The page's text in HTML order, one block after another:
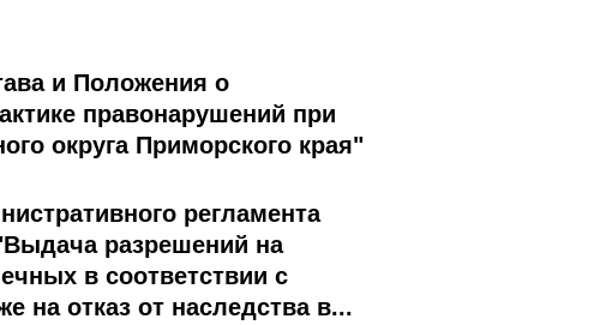
и Положения о
правонарушений при
округа Приморского края"
регламента
разрешений на
в соответствии с
на отказ от наследства в...